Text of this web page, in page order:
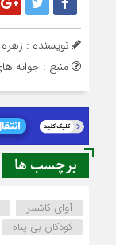
نویسنده :
منبع : جوانه
برچسب ها
آوای کاشمر
کودکان بی پناه